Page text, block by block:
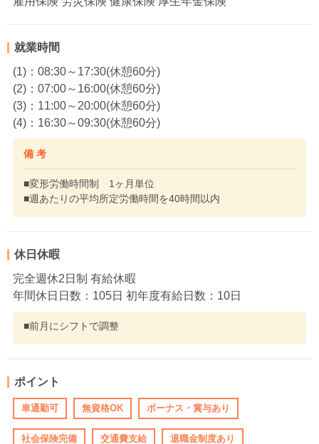
就業時間
(1)：08:30～17:30(休憩60分)
(2)：07:00～16:00(休憩60分)
(3)：11:00～20:00(休憩60分)
(4)：16:30～09:30(休憩60分)
備 考
■変形労働時間制 1ヶ月単位
■週あたりの平均所定労働時間を40時間以内
休日休暇
完全週休2日制 有給休暇
年間休日日数：105日 初年度有給日数：10日
■前月にシフトで調整
ポイント
車通勤可 無資格OK ボーナス・賞与あり
社会保険完備 交通費支給 退職金制度あり